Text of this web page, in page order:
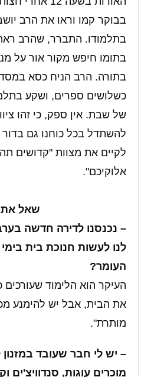
בבוקר קמו וראו את הרב
בתלמודו. התברר, שהרב
בתומו חיפש מקור אור על
בתורה. הרב הניח כסא
כשלושים ספרים, ושקע
של שבת. אין ספק, כי זהו
להשתדל בכל כוחנו גם
לקיים את מצוות "קדושים
אלוקיכם".
שאל
– נכנסנו לדירה חדשה
לנו לעשות חנוכת בית
העומר?
העיקר הוא הלימוד
את הבית, אבל יש להימנע
מותרת".
– יש לי חבר שעובד במזנון
מוכרים עוגות,